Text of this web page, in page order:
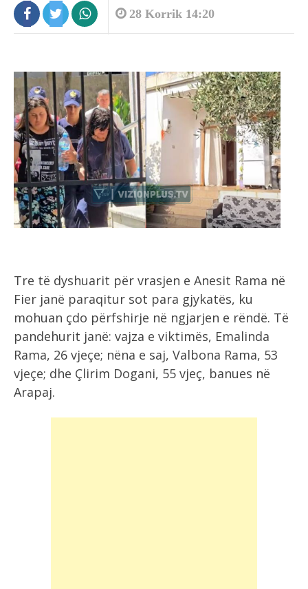
28 Korrik 14:20
Tre të dyshuarit për vrasjen e Anesit Rama në
Fier janë paraqitur sot para gjykatës, ku
mohuan çdo përfshirje në ngjarjen e rëndë. Të
pandehurit janë: vajza e viktimës, Emalinda
Rama, 26 vjeçe; nëna e saj, Valbona Rama, 53
vjeçe; dhe Çlirim Dogani, 55 vjeç, banues në
Arapaj.